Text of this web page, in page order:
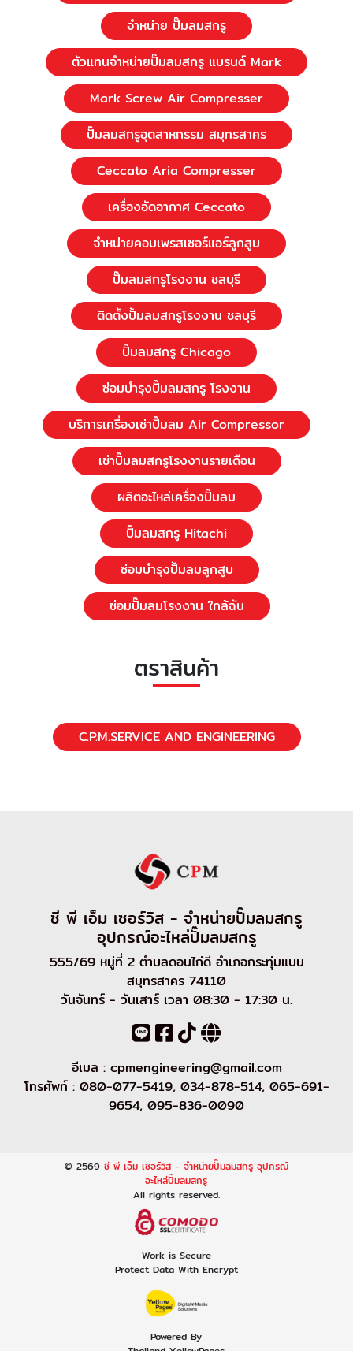
จำหน่าย ปั๊มลมสกรู
ตัวแทนจำหน่ายปั๊มลมสกรู แบรนด์ Mark
Mark Screw Air Compresser
ปั๊มลมสกรูอุตสาหกรรม สมุทรสาคร
Ceccato Aria Compresser
เครื่องอัดอากาศ Ceccato
จำหน่ายคอมเพรสเซอร์แอร์ลูกสูบ
ปั๊มลมสกรูโรงงาน ชลบุรี
ติดตั้งปั้มลมสกรูโรงงาน ชลบุรี
ปั๊มลมสกรู Chicago
ซ่อมบำรุงปั๊มลมสกรู โรงงาน
บริการเครื่องเช่าปั๊มลม Air Compressor
เช่าปั๊มลมสกรูโรงงานรายเดือน
ผลิตอะไหล่เครื่องปั๊มลม
ปั๊มลมสกรู Hitachi
ซ่อมบำรุงปั้มลมลูกสูบ
ซ่อมปั๊มลมโรงงาน ใกล้ฉัน
ตราสินค้า
C.P.M.SERVICE AND ENGINEERING
ซี พี เอ็ม เซอร์วิส - จำหน่ายปั๊มลมสกรู
อุปกรณ์อะไหล่ปั๊มลมสกรู
555/69 หมู่ที่ 2 ตำบลดอนไก่ดี อำเภอกระทุ่มแบน
สมุทรสาคร 74110
วันจันทร์ - วันเสาร์ เวลา 08:30 - 17:30 น.
อีเมล : cpmengineering@gmail.com
โทรศัพท์ : 080-077-5419, 034-878-514, 065-691-
9654, 095-836-0090
© 2569 ซี พี เอ็ม เซอร์วิส - จำหน่ายปั๊มลมสกรู อุปกรณ์
อะไหล่ปั๊มลมสกรู
All rights reserved.
Work is Secure
Protect Data With Encrypt
Powered By